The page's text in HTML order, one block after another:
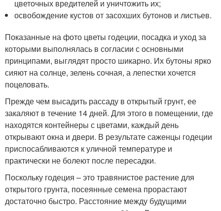
цветочных вредителей и уничтожить их;
освобождение кустов от засохших бутонов и листьев.
Показанные на фото цветы годеции, посадка и уход за
которыми выполнялась в согласии с основными
принципами, выглядят просто шикарно. Их бутоны ярко
сияют на солнце, зелень сочная, а лепестки хочется
поцеловать.
Прежде чем высадить рассаду в открытый грунт, ее
закаляют в течение 14 дней. Для этого в помещении, где
находятся контейнеры с цветами, каждый день
открывают окна и двери. В результате саженцы годеции
приспосабливаются к уличной температуре и
практически не болеют после пересадки.
Поскольку годеция – это травянистое растение для
открытого грунта, посеянные семена прорастают
достаточно быстро. Расстояние между будущими